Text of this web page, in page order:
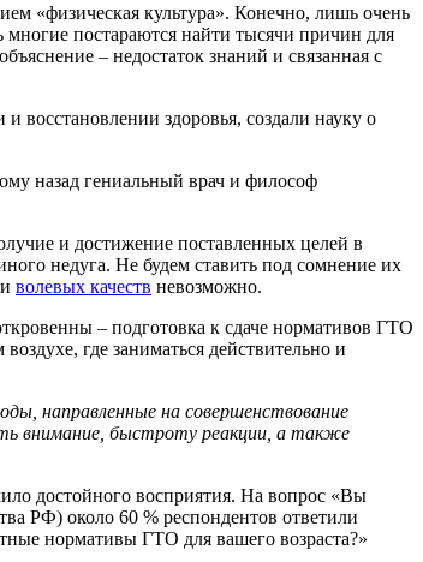
«физическая культура». Конечно, лишь очень
многие постараются найти тысячи причин для
– недостаток знаний и связанная с
и восстановлении здоровья, создали науку о
назад гениальный врач и философ
и достижение поставленных целей в
недуга. Не будем ставить под сомнение их
волевых качеств невозможно.
– подготовка к сдаче нормативов ГТО
где заниматься действительно и
направленные на совершенствование
внимание, быстроту реакции, а также
достойного восприятия. На вопрос «Вы
РФ) около 60 % респондентов ответили
нормативы ГТО для вашего возраста?»